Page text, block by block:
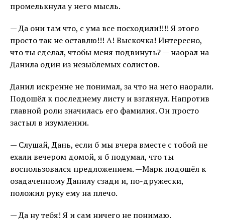
промелькнула у него мысль.
— Да они там что, с ума все посходили!!!! Я этого
просто так не оставлю!!! А! Выскочка! Интересно,
что ты сделал, чтобы меня подвинуть? — наорал на
Данила один из незыблемых солистов.
Данил искренне не понимал, за что на него наорали.
Подошёл к последнему листу и взглянул. Напротив
главной роли значилась его фамилия. Он просто
застыл в изумлении.
— Слушай, Дань, если б мы вчера вместе с тобой не
ехали вечером домой, я б подумал, что ты
воспользовался предложением. —Марк подошёл к
озадаченному Данилу сзади и, по-дружески,
положил руку ему на плечо.
— Да ну тебя! Я и сам ничего не понимаю.